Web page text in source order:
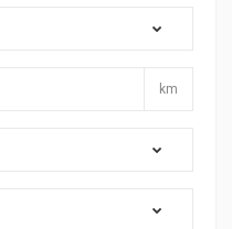
km